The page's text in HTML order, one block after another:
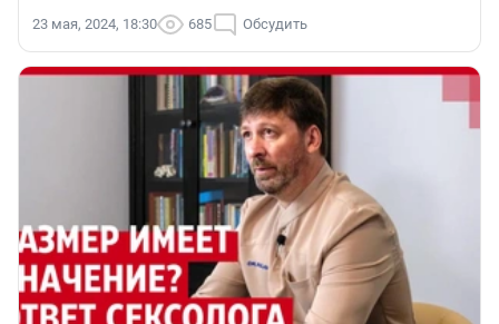
23 мая, 2024, 18:30 685 Обсудить